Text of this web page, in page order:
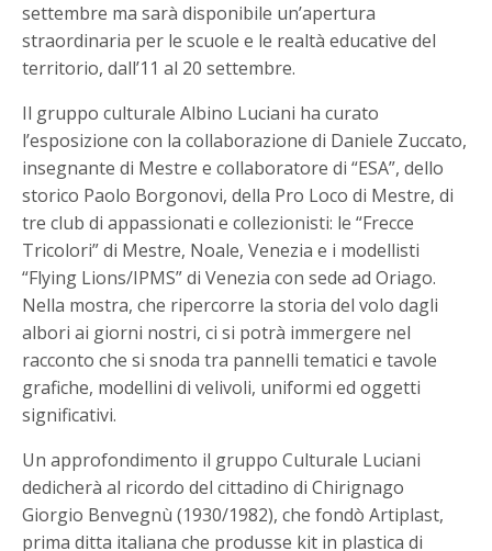
settembre ma sarà disponibile un’apertura
straordinaria per le scuole e le realtà educative del
territorio, dall’11 al 20 settembre.
Il gruppo culturale Albino Luciani ha curato
l’esposizione con la collaborazione di Daniele Zuccato,
insegnante di Mestre e collaboratore di “ESA”, dello
storico Paolo Borgonovi, della Pro Loco di Mestre, di
tre club di appassionati e collezionisti: le “Frecce
Tricolori” di Mestre, Noale, Venezia e i modellisti
“Flying Lions/IPMS” di Venezia con sede ad Oriago.
Nella mostra, che ripercorre la storia del volo dagli
albori ai giorni nostri, ci si potrà immergere nel
racconto che si snoda tra pannelli tematici e tavole
grafiche, modellini di velivoli, uniformi ed oggetti
significativi.
Un approfondimento il gruppo Culturale Luciani
dedicherà al ricordo del cittadino di Chirignago
Giorgio Benvegnù (1930/1982), che fondò Artiplast,
prima ditta italiana che produsse kit in plastica di